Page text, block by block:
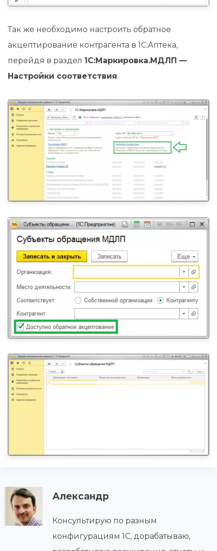
Так же необходимо настроить обратное
акцептирование контрагента в 1С:Аптека,
перейдя в раздел 1С:Маркировка.МДЛП —
Настройки соответствия.
Александр
Консультирую по разным
конфигурациям 1С, дорабатываю,